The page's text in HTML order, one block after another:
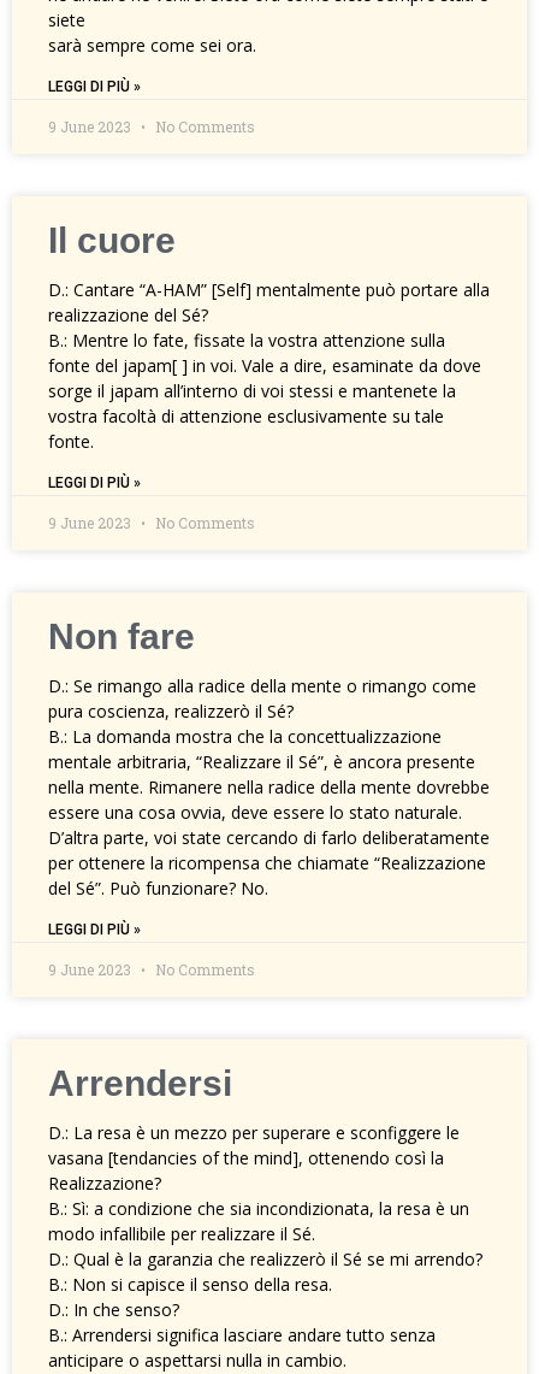
siete
sarà sempre come sei ora.
LEGGI DI PIÙ »
9 June 2023 No Comments
Il cuore
D.: Cantare “A-HAM” [Self] mentalmente può portare alla
realizzazione del Sé?
B.: Mentre lo fate, fissate la vostra attenzione sulla
fonte del japam[ ] in voi. Vale a dire, esaminate da dove
sorge il japam all’interno di voi stessi e mantenete la
vostra facoltà di attenzione esclusivamente su tale
fonte.
LEGGI DI PIÙ »
9 June 2023 No Comments
Non fare
D.: Se rimango alla radice della mente o rimango come
pura coscienza, realizzerò il Sé?
B.: La domanda mostra che la concettualizzazione
mentale arbitraria, “Realizzare il Sé”, è ancora presente
nella mente. Rimanere nella radice della mente dovrebbe
essere una cosa ovvia, deve essere lo stato naturale.
D’altra parte, voi state cercando di farlo deliberatamente
per ottenere la ricompensa che chiamate “Realizzazione
del Sé”. Può funzionare? No.
LEGGI DI PIÙ »
9 June 2023 No Comments
Arrendersi
D.: La resa è un mezzo per superare e sconfiggere le
vasana [tendancies of the mind], ottenendo così la
Realizzazione?
B.: Sì: a condizione che sia incondizionata, la resa è un
modo infallibile per realizzare il Sé.
D.: Qual è la garanzia che realizzerò il Sé se mi arrendo?
B.: Non si capisce il senso della resa.
D.: In che senso?
B.: Arrendersi significa lasciare andare tutto senza
anticipare o aspettarsi nulla in cambio.